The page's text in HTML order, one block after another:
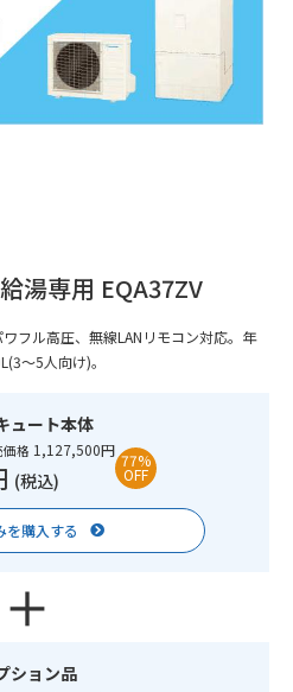
湯専用 EQA37ZV
フル高圧、無線LANリモコン対応。年
〜5人向け)。
ュート本体
格 1,127,500円
(税込)
77%
OFF
を購入する
ション品